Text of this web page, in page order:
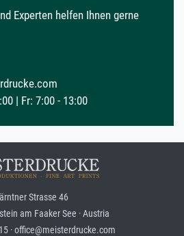
Experten helfen Ihnen gerne
| Fr: 7:00 - 13:00
Strasse 46
am Faaker See · Austria
· office@meisterdrucke.com